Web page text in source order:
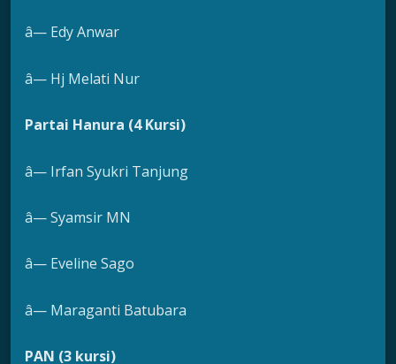
â— Edy Anwar
â— Hj Melati Nur
Partai Hanura (4 Kursi)
â— Irfan Syukri Tanjung
â— Syamsir MN
â— Eveline Sago
â— Maraganti Batubara
PAN (3 kursi)